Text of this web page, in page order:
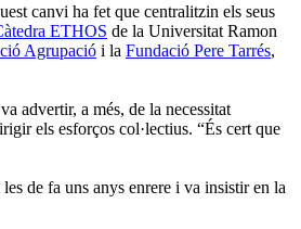
canvi ha fet que centralitzin els seus
ETHOS de la Universitat Ramon
Agrupació i la Fundació Pere Tarrés,
advertir, a més, de la necessitat
els esforços col·lectius. “És cert que
de fa uns anys enrere i va insistir en la